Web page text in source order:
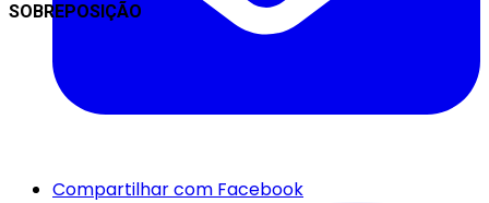
SOBREPOSIÇÃO
Compartilhar com Facebook